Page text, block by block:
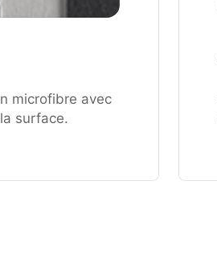
microfibre avec
surface.